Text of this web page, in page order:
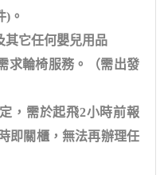
)。
其它任何嬰兒用品
求輪椅服務。（需出發
，需於起飛2小時前報
即關櫃，無法再辦理任